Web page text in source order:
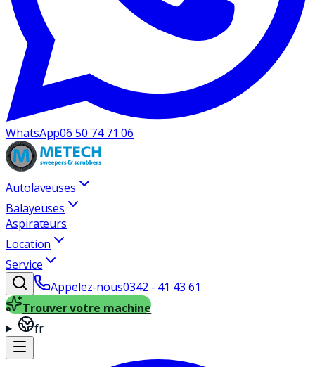
WhatsApp06 50 74 71 06
Autolaveuses
Balayeuses
Aspirateurs
Location
Service
Appelez-nous0342 - 41 43 61
Trouver votre machine
fr